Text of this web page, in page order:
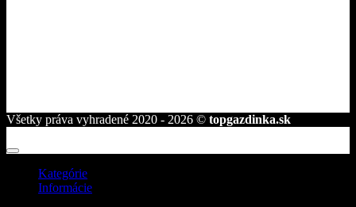
Všetky práva vyhradené 2020 - 2026 © topgazdinka.sk
Kategórie
Informácie